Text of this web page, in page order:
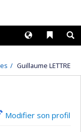
Liens
Langues
Guillaume LETTRE
Modifier son profil